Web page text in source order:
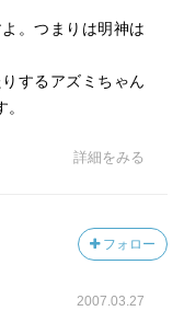
。つまりは明神は
するアズミちゃん
詳細をみる
フォロー
2007.03.27